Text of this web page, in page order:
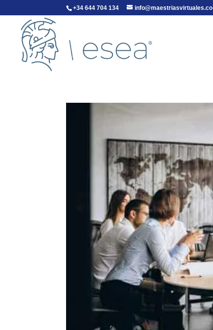
+34 644 704 134 info@maestriasvirtuales.co